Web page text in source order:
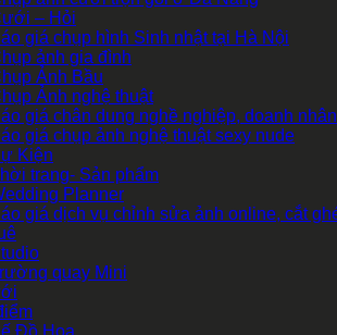
– Hỏi
giá chụp hình Sinh nhật tại Hà Nội
ảnh gia đình
Ảnh Bầu
Ảnh nghệ thuật
giá chân dung nghề nghiệp, doanh nhân
giá chụp ảnh nghệ thuật sexy nude
Kiện
trang- Sản phẩm
Planner
giá dịch vụ chỉnh sửa ảnh online, cắt
quay Mini
Đồ Họa